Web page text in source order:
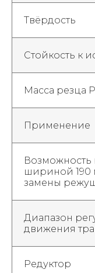
Твёрдость
Стойкость к
Масса резца
Применение
Возможность
шириной 190
замены
Диапазон
движения
Редуктор